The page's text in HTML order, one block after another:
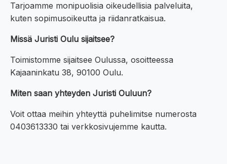
Tarjoamme monipuolisia oikeudellisia palveluita,
kuten sopimusoikeutta ja riidanratkaisua.
Missä Juristi Oulu sijaitsee?
Toimistomme sijaitsee Oulussa, osoitteessa
Kajaaninkatu 38, 90100 Oulu.
Miten saan yhteyden Juristi Ouluun?
Voit ottaa meihin yhteyttä puhelimitse numerosta
0403613330 tai verkkosivujemme kautta.